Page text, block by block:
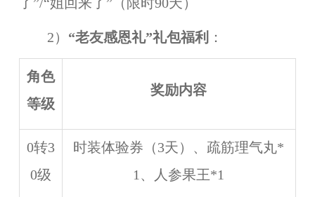
了”/“姐回来了”（限时90天）
2） “老友感恩礼”礼包福利 ：
角色
等级
奖励内容
0转3
0级
时装体验券（3天）、疏筋理气丸*
1、人参果王*1